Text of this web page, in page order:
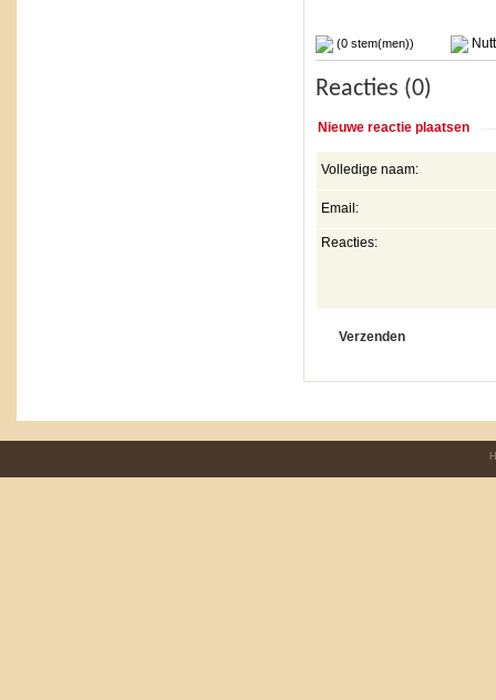
(0 stem(men))
Reacties (0)
Nieuwe reactie plaatsen
Volledige naam:
Email:
Reacties: